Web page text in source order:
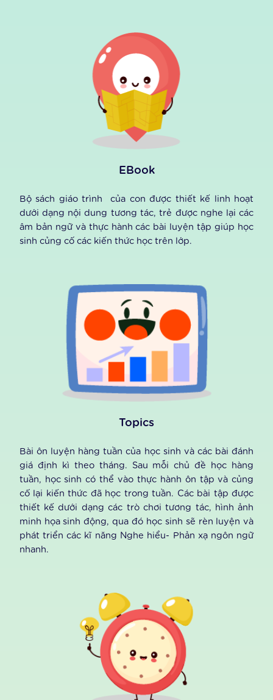
Gallery
Thư viện ảnh và video, nơi giúp ba mẹ có thể theo
dõi được những hình ảnh học tập hàng tuần của các
EBook
Bộ sách giáo trình của con được thiết kế linh hoạt
dưới dạng nội dung tương tác, trẻ được nghe lại các
âm bản ngữ và thực hành các bài luyện tập giúp học
sinh củng cố các kiến thức học trên lớp.
Bài ôn luyện hàng tuần của học sinh và các bài đánh
giá định kì theo tháng. Sau mỗi chủ đề học hàng
tuần, học sinh có thể vào thực hành ôn tập và củng
cố lại kiến thức đã học trong tuần. Các bài tập được
thiết kế dưới dạng các trò chơi tương tác, hình ảnh
minh họa sinh động, qua đó học sinh sẽ rèn luyện và
phát triển các kĩ năng Nghe hiểu- Phản xạ ngôn ngữ